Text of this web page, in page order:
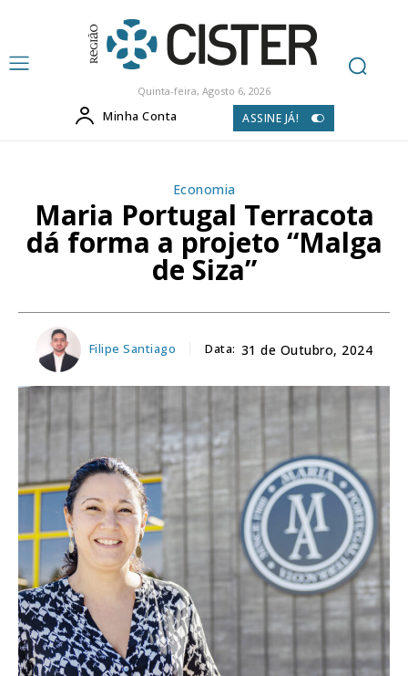
Quinta-feira, Agosto 6, 2026
Minha Conta ASSINE JÁ!
Economia
Maria Portugal Terracota
dá forma a projeto “Malga
de Siza”
Filipe Santiago Data: 31 de Outubro, 2024